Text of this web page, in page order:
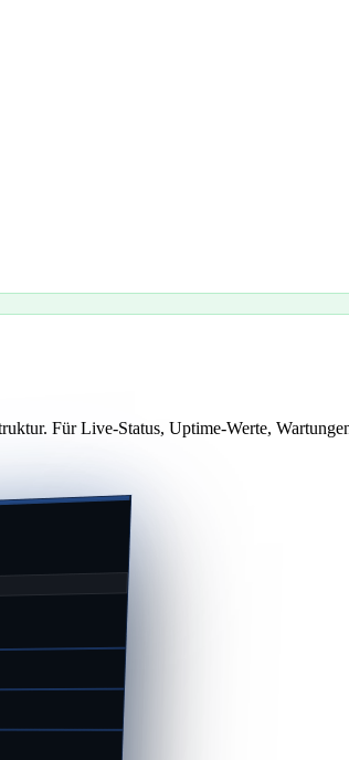
Für Live-Status, Uptime-Werte,